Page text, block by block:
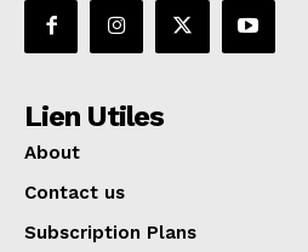
Lien Utiles
About
Contact us
Subscription Plans